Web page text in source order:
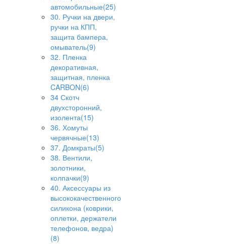
автомобильные(25)
30. Ручки на двери,
ручки на КПП,
защита бампера,
омыватель(9)
32. Пленка
декоративная,
защитная, пленка
CARBON(6)
34 Скотч
двухсторонний,
изолента(15)
36. Хомуты
червячные(13)
37. Домкраты(5)
38. Вентили,
золотники,
колпачки(9)
40. Аксессуары из
высококачественного
силикона (коврики,
оплетки, держатели
телефонов, ведра)
(8)